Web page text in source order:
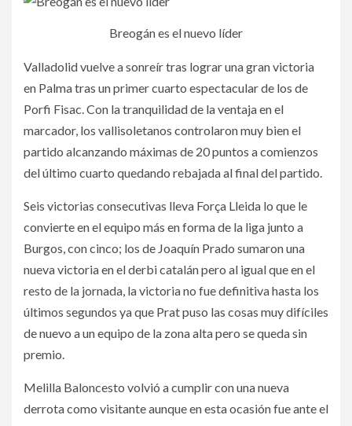
Breogán es el nuevo líder
Valladolid vuelve a sonreír tras lograr una gran victoria
en Palma tras un primer cuarto espectacular de los de
Porfi Fisac. Con la tranquilidad de la ventaja en el
marcador, los vallisoletanos controlaron muy bien el
partido alcanzando máximas de 20 puntos a comienzos
del último cuarto quedando rebajada al final del partido.
Seis victorias consecutivas lleva Força Lleida lo que le
convierte en el equipo más en forma de la liga junto a
Burgos, con cinco; los de Joaquín Prado sumaron una
nueva victoria en el derbi catalán pero al igual que en el
resto de la jornada, la victoria no fue definitiva hasta los
últimos segundos ya que Prat puso las cosas muy difíciles
de nuevo a un equipo de la zona alta pero se queda sin
premio.
Melilla Baloncesto volvió a cumplir con una nueva
derrota como visitante aunque en esta ocasión fue ante el